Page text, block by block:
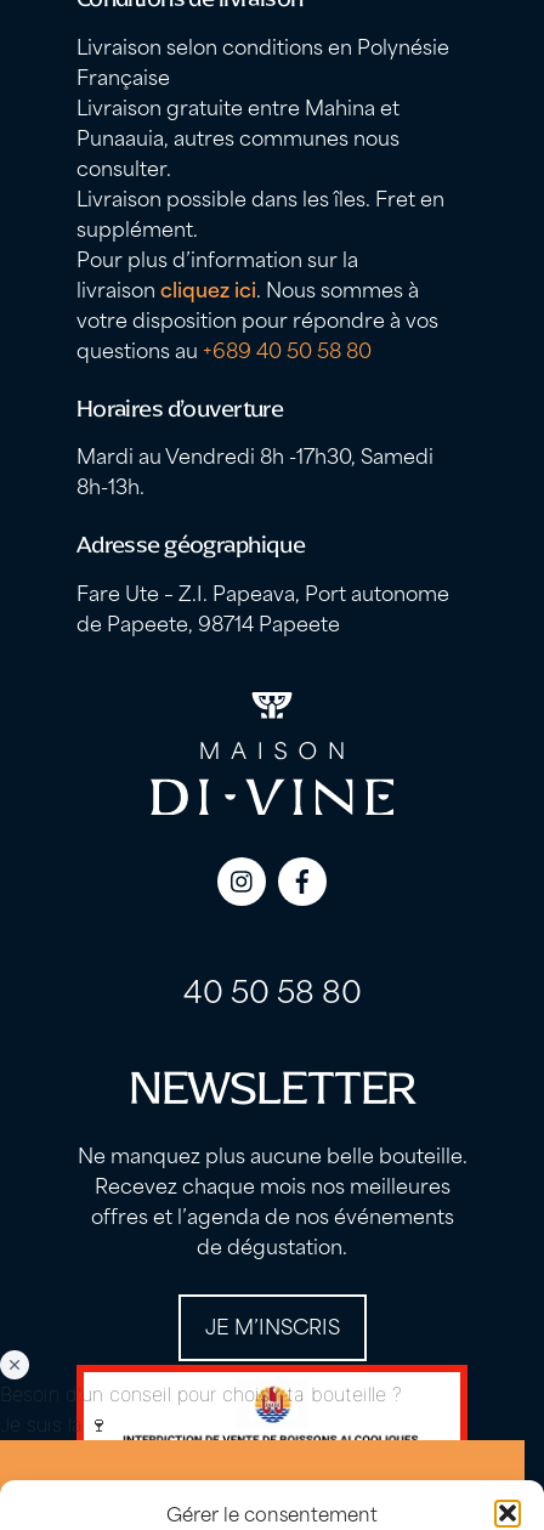
Gérer le consentement
Livraison selon conditions en Polynésie
Française
Livraison gratuite entre Mahina et
Punaauia, autres communes nous
consulter.
Livraison possible dans les îles. Fret en
supplément.
Pour plus d’information sur la
livraisoncliquez ici. Nous sommes à
votre disposition pour répondre à vos
questions au +689 40 50 58 80
Horaires d’ouverture
Mardi au Vendredi 8h -17h30, Samedi
8h-13h.
Adresse géographique
Fare Ute – Z.I. Papeava, Port autonome
de Papeete, 98714 Papeete
Icon
Icon
40 50 58 80
NEWSLETTER
Ne manquez plus aucune belle bouteille.
Recevez chaque mois nos meilleures
offres et l’agenda de nos événements
de dégustation.
JE M’INSCRIS
Besoin d'un conseil pour choisir ta bouteille ?
Je suis là 🍷